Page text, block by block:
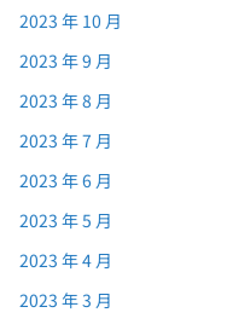
2023 年 10 月
2023 年 9 月
2023 年 8 月
2023 年 7 月
2023 年 6 月
2023 年 5 月
2023 年 4 月
2023 年 3 月